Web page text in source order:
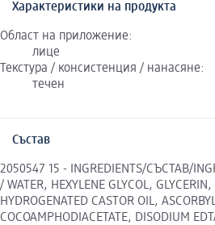
Характеристики на продукта
Област на приложение:
лице
Текстура / консистенция / нанасяне:
течен
Състав
2050547 15 - INGREDIENTS/СЪСТАВ/
/ WATER, HEXYLENE GLYCOL,
HYDROGENATED CASTOR OIL,
COCOAMPHODIACETATE, DISODIUM